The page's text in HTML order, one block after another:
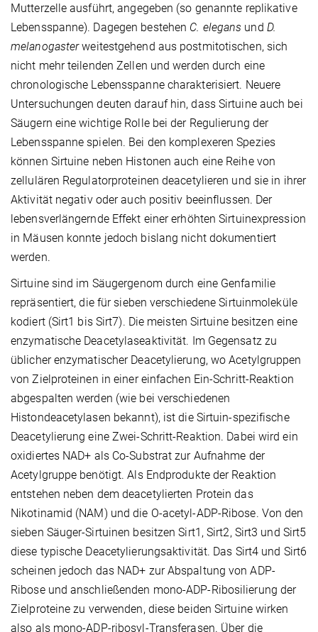
Mutterzelle ausführt, angegeben (so genannte replikative
Lebensspanne). Dagegen bestehen C. elegans und D.
melanogasterweitestgehend aus postmitotischen, sich
nicht mehr teilenden Zellen und werden durch eine
chronologische Lebensspanne charakterisiert. Neuere
Untersuchungen deuten darauf hin, dass Sirtuine auch bei
Säugern eine wichtige Rolle bei der Regulierung der
Lebensspanne spielen. Bei den komplexeren Spezies
können Sirtuine neben Histonen auch eine Reihe von
zellulären Regulatorproteinen deacetylieren und sie in ihrer
Aktivität negativ oder auch positiv beeinflussen. Der
lebensverlängernde Effekt einer erhöhten Sirtuinexpression
in Mäusen konnte jedoch bislang nicht dokumentiert
werden.
Sirtuine sind im Säugergenom durch eine Genfamilie
repräsentiert, die für sieben verschiedene Sirtuinmoleküle
kodiert (Sirt1 bis Sirt7). Die meisten Sirtuine besitzen eine
enzymatische Deacetylaseaktivität. Im Gegensatz zu
üblicher enzymatischer Deacetylierung, wo Acetylgruppen
von Zielproteinen in einer einfachen Ein-Schritt-Reaktion
abgespalten werden (wie bei verschiedenen
Histondeacetylasen bekannt), ist die Sirtuin-spezifische
Deacetylierung eine Zwei-Schritt-Reaktion. Dabei wird ein
oxidiertes NAD+ als Co-Substrat zur Aufnahme der
Acetylgruppe benötigt. Als Endprodukte der Reaktion
entstehen neben dem deacetylierten Protein das
Nikotinamid (NAM) und die O-acetyl-ADP-Ribose. Von den
sieben Säuger-Sirtuinen besitzen Sirt1, Sirt2, Sirt3 und Sirt5
diese typische Deacetylierungsaktivität. Das Sirt4 und Sirt6
scheinen jedoch das NAD+ zur Abspaltung von ADP-
Ribose und anschließenden mono-ADP-Ribosilierung der
Zielproteine zu verwenden, diese beiden Sirtuine wirken
also als mono-ADP-ribosyl-Transferasen. Über die